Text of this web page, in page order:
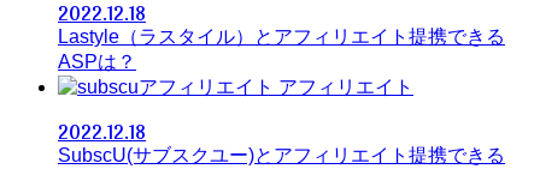
2022.12.18
Lastyle（ラスタイル）とアフィリエイト提携できる
ASPは？
アフィリエイト
2022.12.18
SubscU(サブスクユー)とアフィリエイト提携できる